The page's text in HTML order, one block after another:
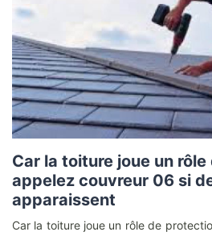
Car la toiture joue un
appelez couvreur 06 si
apparaissent
Car la toiture joue un rôle de